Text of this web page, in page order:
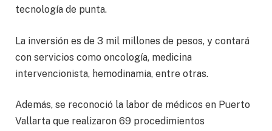
tecnología de punta.
La inversión es de 3 mil millones de pesos, y contará
con servicios como oncología, medicina
intervencionista, hemodinamia, entre otras.
Además, se reconoció la labor de médicos en Puerto
Vallarta que realizaron 69 procedimientos